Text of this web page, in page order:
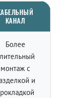
КАНАЛ
Более
монтаж с
и